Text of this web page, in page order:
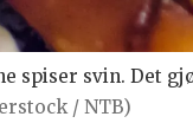
spiser svin. Det
/ NTB)